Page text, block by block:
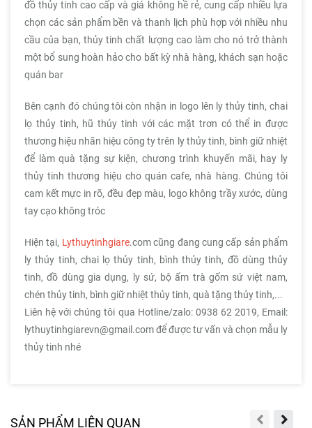
đồ thủy tinh cao cấp và giá không hề rẻ, cung cấp nhiều lựa
chọn các sản phẩm bền và thanh lịch phù hợp với nhiều nhu
cầu của bạn, thủy tinh chất lượng cao làm cho nó trở thành
một bổ sung hoàn hảo cho bất kỳ nhà hàng, khách sạn hoặc
quán bar
Bên cạnh đó chúng tôi còn nhận in logo lên ly thủy tinh, chai
lọ thủy tinh, hũ thủy tinh với các mặt trơn có thể in được
thương hiệu nhãn hiệu công ty trên ly thủy tinh, bình giữ nhiệt
để làm quà tặng sự kiện, chương trình khuyến mãi, hay ly
thủy tinh thương hiệu cho quán cafe, nhà hàng. Chúng tôi
cam kết mực in rõ, đều đẹp màu, logo không trầy xước, dùng
tay cạo không tróc
Hiện tại, Lythuytinhgiare.com cũng đang cung cấp sản phẩm
ly thủy tinh, chai lọ thủy tinh, bình thủy tinh, đồ dùng thủy
tinh, đồ dùng gia dụng, ly sứ, bộ ấm trà gốm sứ việt nam,
chén thủy tinh, bình giữ nhiệt thủy tinh, quà tặng thủy tinh,...
Liên hệ với chúng tôi qua Hotline/zalo: 0938 62 2019, Email:
lythuytinhgiarevn@gmail.com để được tư vấn và chọn mẫu ly
thủy tinh nhé
SẢN PHẨM LIÊN QUAN